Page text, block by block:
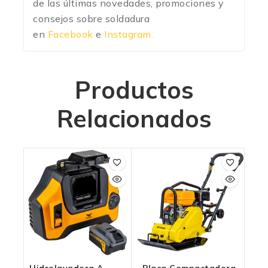
de las últimas novedades, promociones y
consejos sobre soldadura
en Facebook e Instagram.
Productos
Relacionados